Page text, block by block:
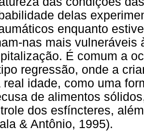
delas
enquanto
nas mais vulneráveis
É comum a
regressão, onde a
real idade, como uma
de alimentos
dos esfíncteres,
& Antônio, 1995).